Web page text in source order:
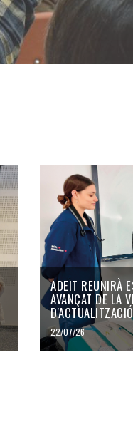
ADEIT REUNIRÀ
AVANÇAT DE LA
22/07/26